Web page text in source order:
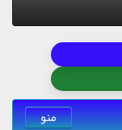
منو